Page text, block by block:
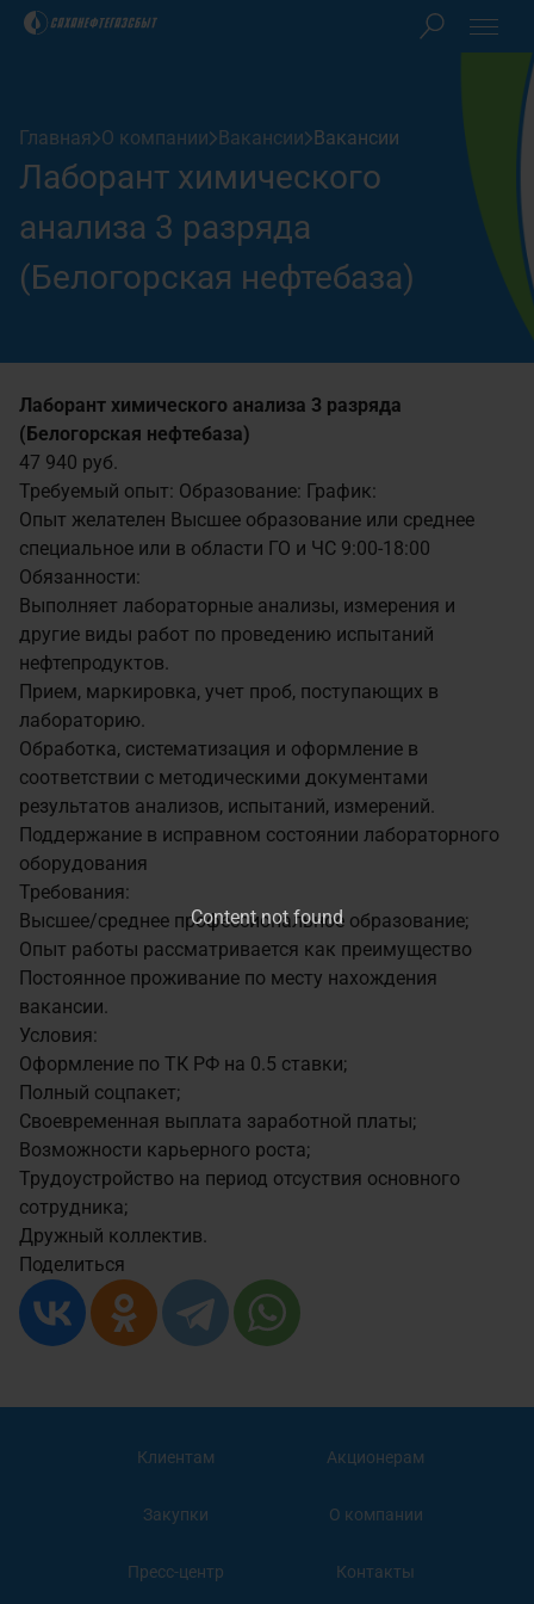
Content not found
Акционерам
Закупки
О компании
Пресс-центр
Контакты
Личный кабинет
Главная О компании Вакансии Вакансии
Лаборант химического
анализа 3 разряда
(Белогорская нефтебаза)
Лаборант химического анализа 3 разряда
(Белогорская нефтебаза)
47 940 руб.
Требуемый опыт: Образование: График:
Опыт желателен Высшее образование или среднее
специальное или в области ГО и ЧС 9:00-18:00
Обязанности:
Выполняет лабораторные анализы, измерения и
другие виды работ по проведению испытаний
нефтепродуктов.
Прием, маркировка, учет проб, поступающих в
лабораторию.
Обработка, систематизация и оформление в
соответствии с методическими документами
результатов анализов, испытаний, измерений.
Поддержание в исправном состоянии лабораторного
оборудования
Требования:
Высшее/среднее профессиональное образование;
Опыт работы рассматривается как преимущество
Постоянное проживание по месту нахождения
вакансии.
Условия:
Оформление по ТК РФ на 0.5 ставки;
Полный соцпакет;
Своевременная выплата заработной платы;
Возможности карьерного роста;
Трудоустройство на период отсуствия основного
сотрудника;
Дружный коллектив.
Поделиться
Клиентам Акционерам
Закупки О компании
Пресс-центр Контакты